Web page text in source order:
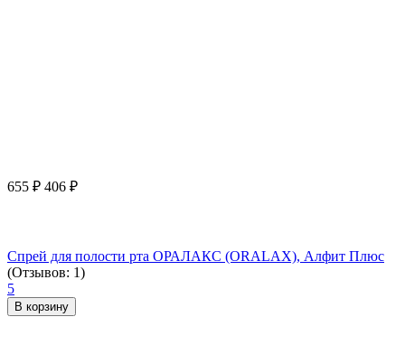
655 ₽ 406 ₽
Спрей для полости рта ОРАЛАКС (ORALAX), Алфит Плюс
(Отзывов: 1)
5
В корзину